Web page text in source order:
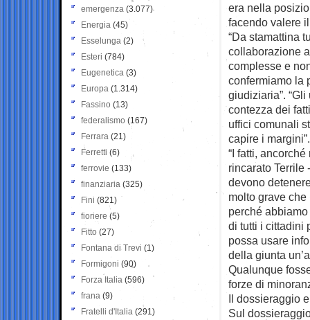
era nella
facendo valere
“Da stamattina
collaborazione
complesse e
confermiamo la
giudiziaria”.
contezza dei
uffici comunali
capire i margini”.
“I fatti,
rincarato Terrile
devono
molto grave
perché
di tutti i cittadini
possa usare
della giunta
Qualunque
forze di
Il dossieraggio
Sul
emergenza (3.077)
Energia (45)
Esselunga (2)
Esteri (784)
Eugenetica (3)
Europa (1.314)
Fassino (13)
federalismo (167)
Ferrara (21)
Ferretti (6)
ferrovie (133)
finanziaria (325)
Fini (821)
fioriere (5)
Fitto (27)
Fontana di Trevi (1)
Formigoni (90)
Forza Italia (596)
frana (9)
Fratelli d'Italia (291)